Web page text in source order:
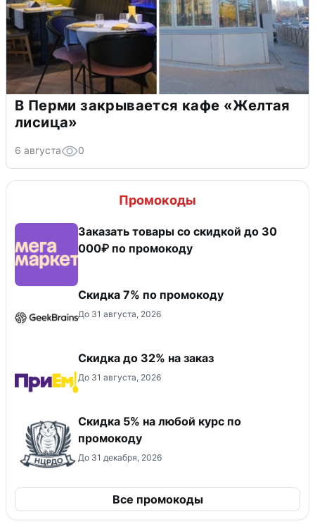
В Перми закрывается кафе «Желтая
лисица»
6 августа 0
Промокоды
Заказать товары со скидкой до 30
000₽ по промокоду
Скидка 7% по промокоду
До 31 августа, 2026
Скидка до 32% на заказ
До 31 августа, 2026
Скидка 5% на любой курс по
промокоду
До 31 декабря, 2026
Все промокоды